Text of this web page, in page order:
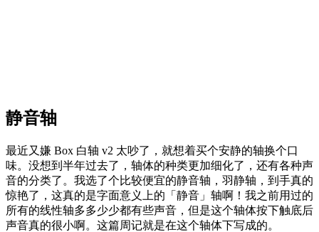
静音轴
最近又嫌 Box 白轴 v2 太吵了，就想着买个安静的轴换个口
味。没想到半年过去了，轴体的种类更加细化了，还有各种声
音的分类了。我选了个比较便宜的静音轴，羽静轴，到手真的
惊艳了，这真的是字面意义上的「静音」轴啊！我之前用过的
所有的线性轴多多少少都有些声音，但是这个轴体按下触底后
声音真的很小啊。这篇周记就是在这个轴体下写成的。